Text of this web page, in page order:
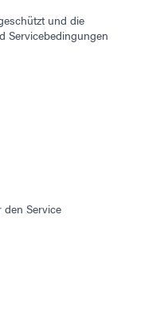
und die
Servicebedingungen
Service